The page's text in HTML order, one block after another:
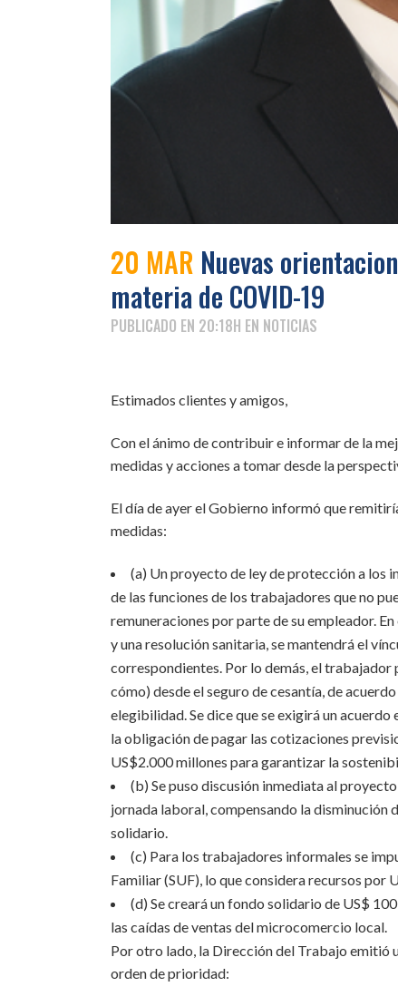
20 MAR Nuevas
materia de COVID-19
PUBLICADO EN 20:18H EN NOTICIAS
Estimados clientes y amigos,
Con el ánimo de contribuir e informar de la
medidas y acciones a tomar desde la
El día de ayer el Gobierno informó que
medidas:
(a) Un proyecto de ley de protección a los
de las funciones de los trabajadores que no
remuneraciones por parte de su empleador.
y una resolución sanitaria, se mantendrá el
correspondientes. Por lo demás, el trabajador
cómo) desde el seguro de cesantía, de
elegibilidad. Se dice que se exigirá un
la obligación de pagar las cotizaciones
US$2.000 millones para garantizar la
(b) Se puso discusión inmediata al
jornada laboral, compensando la disminución
solidario.
(c) Para los trabajadores informales se
Familiar (SUF), lo que considera recursos por
(d) Se creará un fondo solidario de US$
las caídas de ventas del microcomercio local.
Por otro lado, la Dirección del Trabajo emitió
orden de prioridad: